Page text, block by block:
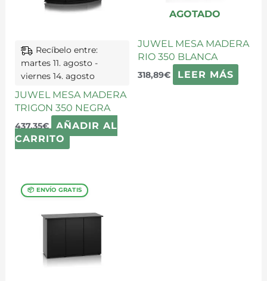
Recíbelo entre:
martes 11. agosto -
viernes 14. agosto
JUWEL MESA MADERA
TRIGON 350 NEGRA
437,35€
AÑADIR AL
CARRITO
AGOTADO
JUWEL MESA MADERA
RIO 350 BLANCA
318,89€ LEER MÁS